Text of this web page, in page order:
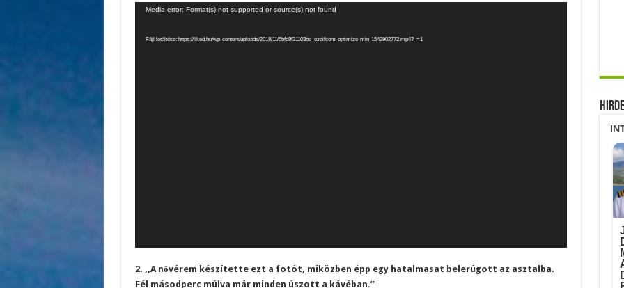
Videólejátszó
Media error: Format(s) not supported or source(s) not found
Fájl letöltése: https://liked.hu/wp-content/uploads/2018/11/5bfd9f31103be_ezgifcom-optimize-min-1542902772.mp4?_=1
2. ,,A nővérem készítette ezt a fotót, miközben épp egy hatalmasat belerúgott az asztalba.
Fél másodperc múlva már minden úszott a kávéban.”